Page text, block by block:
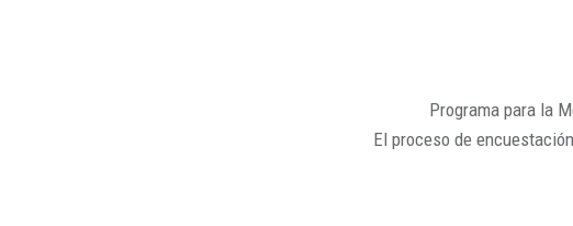
Programa para la
El proceso de